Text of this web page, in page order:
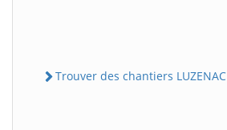
Trouver des chantiers LUZENAC